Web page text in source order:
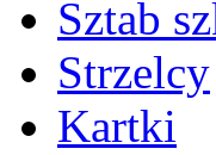
Sztab
Strzelcy
Kartki